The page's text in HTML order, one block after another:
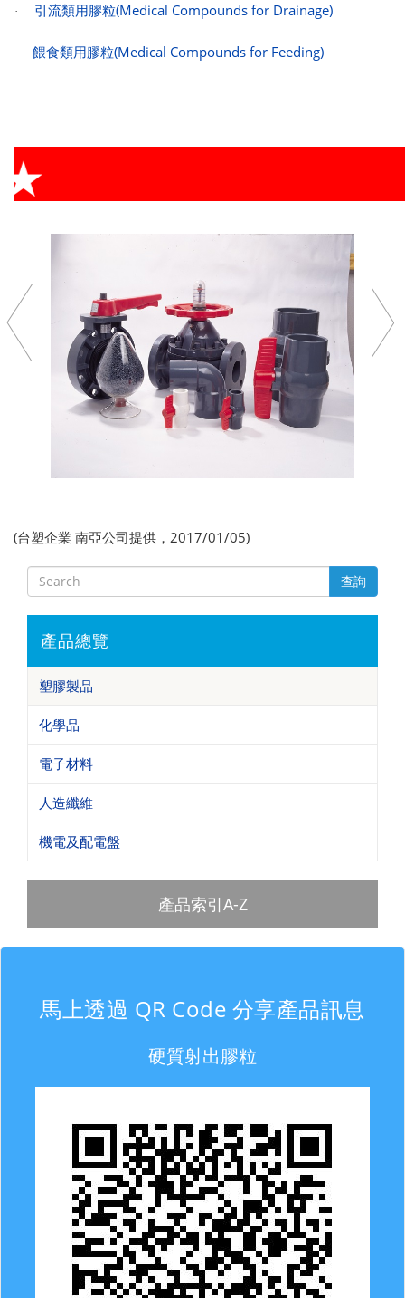
· 引流類用膠粒(Medical Compounds for Drainage)
· 餵食類用膠粒(Medical Compounds for Feeding)
(台塑企業 南亞公司提供，2017/01/05)
查詢
產品總覽
塑膠製品
化學品
電子材料
人造纖維
機電及配電盤
產品索引A-Z
馬上透過 QR Code 分享產品訊息
硬質射出膠粒